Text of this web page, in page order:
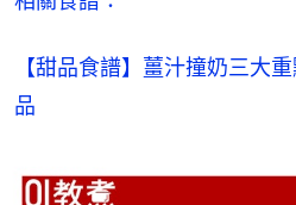
【甜品食譜】薑汁撞奶三大
品